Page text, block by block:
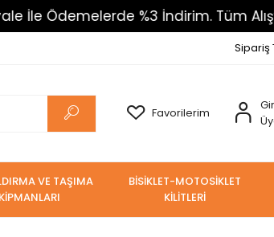
%3 İndirim. Tüm
Sipariş
Favorilerim
VE TAŞIMA
BİSİKLET-MOTOSİKLET
KİLİTLERİ